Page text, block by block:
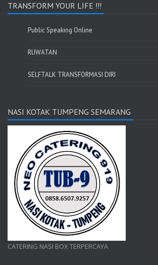
TRANSFORM YOUR LIFE !!!
Public Speaking Online
RUWATAN
SELFTALK TRANSFORMASI DIRI
NASI KOTAK TUMPENG SEMARANG
CATERING NASI BOX TERPERCAYA